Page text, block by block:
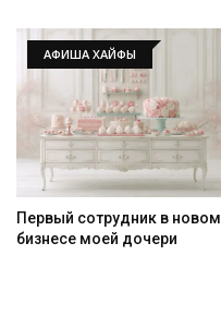
АФИША ХАЙФЫ
Первый сотрудник в новом
бизнесе моей дочери